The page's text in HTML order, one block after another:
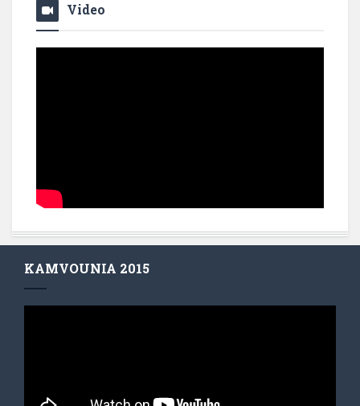
Video
KAMVOUNIA 2015